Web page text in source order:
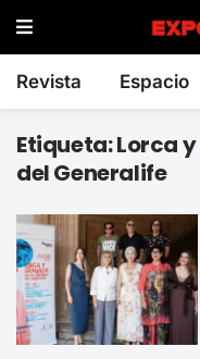
Revista Espacio
Etiqueta:Lorca
del Generalife